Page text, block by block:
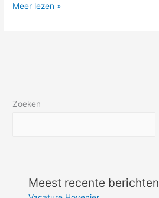
Meer lezen »
Zoeken
Meest recente berichten